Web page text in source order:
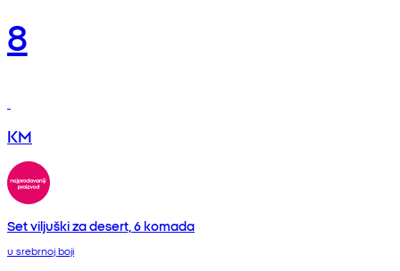
8
KM
Set viljuški za desert, 6 komada
u srebrnoj boji